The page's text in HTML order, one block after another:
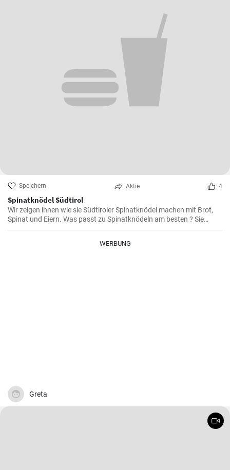
Speichern Aktie 4
Spinatknödel Südtirol
Wir zeigen ihnen wie sie Südtiroler Spinatknödel machen mit Brot,
Spinat und Eiern. Was passt zu Spinatknödeln am besten ? Sie
werden mit flüssiger Butter übergossen und mit Parmesamkäse
WERBUNG
Greta